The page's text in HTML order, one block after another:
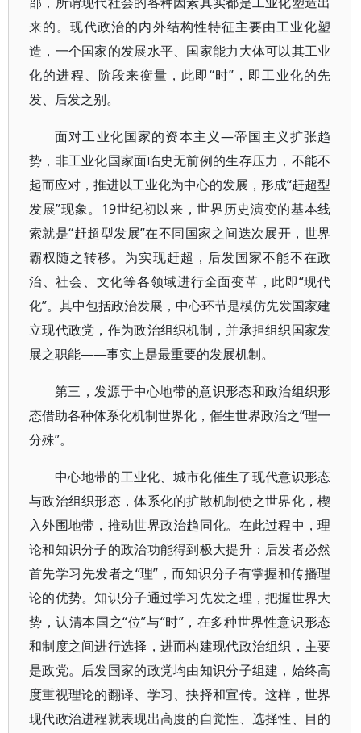
来的。现代政治的内外结构性特征主要由工业化塑
造，一个国家的发展水平、国家能力大体可以其工业
化的进程、阶段来衡量，此即“时”，即工业化的先
发、后发之别。
面对工业化国家的资本主义—帝国主义扩张趋
势，非工业化国家面临史无前例的生存压力，不能不
起而应对，推进以工业化为中心的发展，形成“赶超型
发展”现象。19世纪初以来，世界历史演变的基本线
索就是“赶超型发展”在不同国家之间迭次展开，世界
霸权随之转移。为实现赶超，后发国家不能不在政
治、社会、文化等各领域进行全面变革，此即“现代
化”。其中包括政治发展，中心环节是模仿先发国家建
立现代政党，作为政治组织机制，并承担组织国家发
展之职能——事实上是最重要的发展机制。
第三，发源于中心地带的意识形态和政治组织形
态借助各种体系化机制世界化，催生世界政治之“理一
分殊”。
中心地带的工业化、城市化催生了现代意识形态
与政治组织形态，体系化的扩散机制使之世界化，楔
入外围地带，推动世界政治趋同化。在此过程中，理
论和知识分子的政治功能得到极大提升：后发者必然
首先学习先发者之“理”，而知识分子有掌握和传播理
论的优势。知识分子通过学习先发之理，把握世界大
势，认清本国之“位”与“时”，在多种世界性意识形态
和制度之间进行选择，进而构建现代政治组织，主要
是政党。后发国家的政党均由知识分子组建，始终高
度重视理论的翻译、学习、抉择和宣传。这样，世界
现代政治进程就表现出高度的自觉性、选择性、目的